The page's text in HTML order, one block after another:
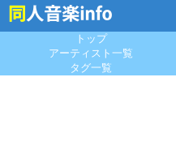
トップ
アーティスト一覧
タグ一覧